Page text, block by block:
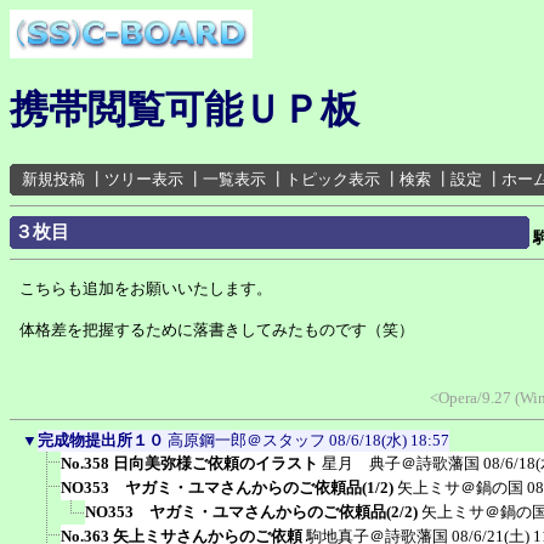
携帯閲覧可能ＵＰ板
新規投稿 ツリー表示 一覧表示 トピック表示 検索 設定 ホー
３枚目
こちらも追加をお願いいたします。
体格差を把握するために落書きしてみたものです（笑）
<Opera/9.27
▼ 完成物提出所１０ 高原鋼一郎＠スタッフ 08/6/18(水) 18:57
No.358 日向美弥様ご依頼のイラスト 星月 典子＠詩歌藩国 08/6/18(
NO353 ヤガミ・ユマさんからのご依頼品(1/2) 矢上ミサ＠鍋の国
NO353 ヤガミ・ユマさんからのご依頼品(2/2) 矢上ミサ＠鍋の
No.363 矢上ミサさんからのご依頼 駒地真子＠詩歌藩国 08/6/21(土)